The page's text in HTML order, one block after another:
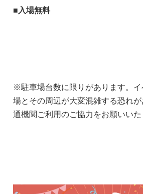
■入場無料
※駐車場台数に限りがあります。
場とその周辺が大変混雑する恐れ
通機関ご利用のご協力をお願いいた